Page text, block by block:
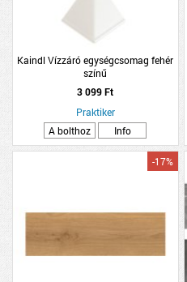
Kaindl Vízzáró egységcsomag fehér
színű
3 099 Ft
Praktiker
A bolthoz
Info
-17%